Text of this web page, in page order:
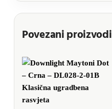
Povezani proizvodi